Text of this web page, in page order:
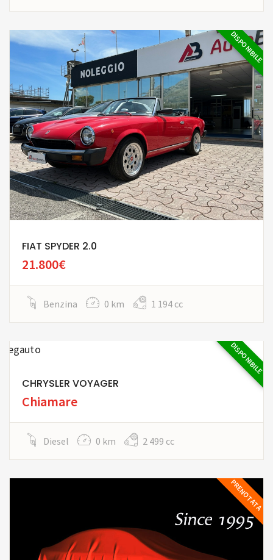
DISPONIBILE
FIAT SPYDER 2.0
21.800€
Benzina 0 km 1 194 cc
DISPONIBILE
CHRYSLER VOYAGER
Chiamare
Diesel 0 km 2 499 cc
PRENOTATA